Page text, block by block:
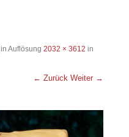
in Auflösung 2032 × 3612 in
← Zurück Weiter →